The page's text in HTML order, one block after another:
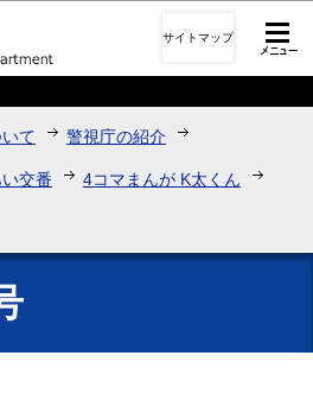
ジの本文へ移動
サイトマップ
て 警視庁の紹介
交番 4コマまんが K太くん